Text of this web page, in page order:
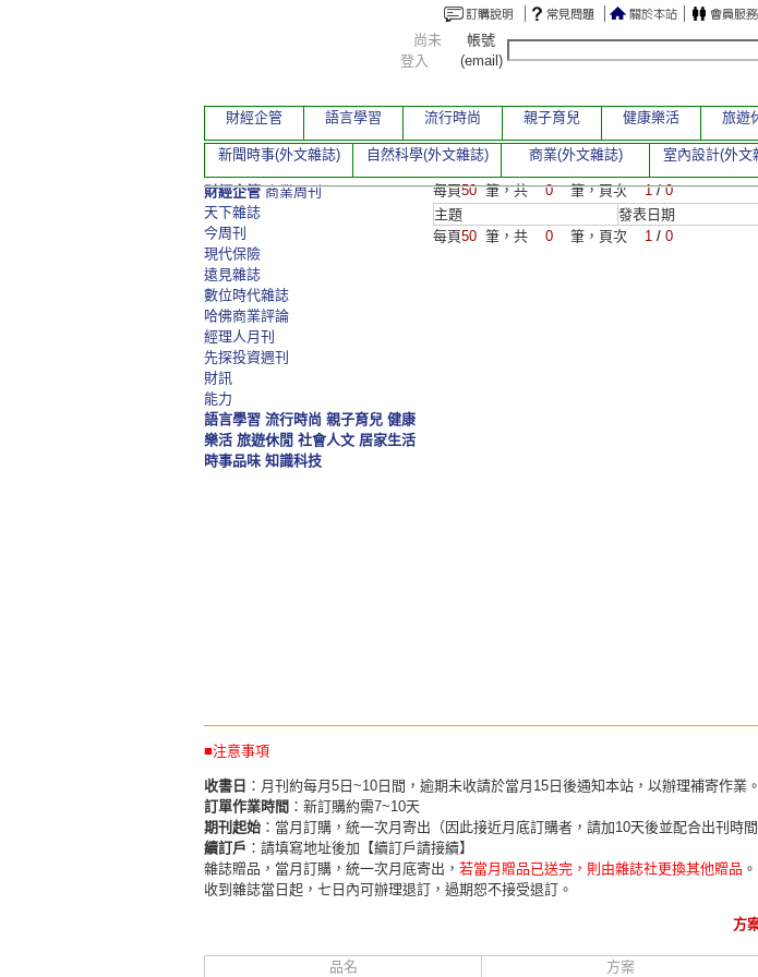
每頁50 筆，共 0 筆，頁次1/0
主題
發表日期
每頁50 筆，共 0 筆，頁次 1 / 0
財經企管 商業周刊
天下雜誌
今周刊
現代保險
遠見雜誌
數位時代雜誌
哈佛商業評論
經理人月刊
先探投資週刊
財訊
能力
語言學習 流行時尚 親子育兒 健康
樂活 旅遊休閒 社會人文 居家生活
時事品味 知識科技
尚未
登入
帳號
(email)
財經企管
語言學習 流行時尚 親子育兒 健康樂活 旅遊
新聞時事(外文雜誌) 自然科學(外文雜誌) 商業(外文雜誌) 室內設計(外文
■注意事項
收書日 ：月刊約每月5日~10日間，逾期未收請於當月15日後通知本站，以辦理補寄作業。
訂單作業時間 ：新訂購約需7~10天
期刊起始 ：當月訂購，統一次月寄出（因此接近月底訂購者，請加10天後並配合出刊時間
續訂戶 ：請填寫地址後加【續訂戶請接續】
雜誌贈品，當月訂購，統一次月底寄出， 若當月贈品已送完，則由雜誌社更換其他贈品 。
收到雜誌當日起，七日內可辦理退訂，過期恕不接受退訂。
方
品名 方案